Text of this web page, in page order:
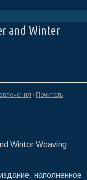
and Winter
/ Почитать
наполненное